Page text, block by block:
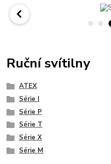
Ruční svítilny
ATEX
Série I
Série P
Série T
Série X
Série M